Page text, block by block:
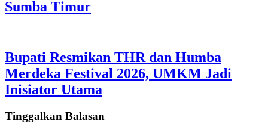
Sumba Timur
Bupati Resmikan THR dan Humba
Merdeka Festival 2026, UMKM Jadi
Inisiator Utama
Tinggalkan Balasan